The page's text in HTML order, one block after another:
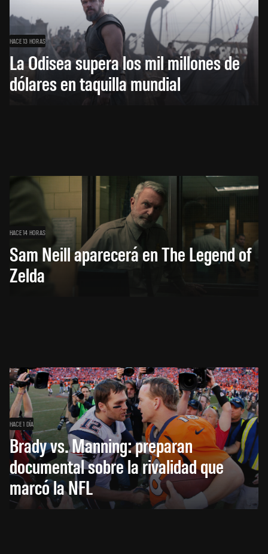
HACE 13 HORAS
La Odisea supera los mil millones de
dólares en taquilla mundial
HACE 14 HORAS
Sam Neill aparecerá en The Legend of
Zelda
HACE 1 DÍA
Brady vs. Manning: preparan
documental sobre la rivalidad que
marcó la NFL